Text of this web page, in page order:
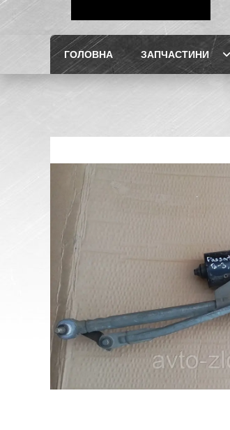
ГОЛОВНА ЗАПЧАСТИНИ